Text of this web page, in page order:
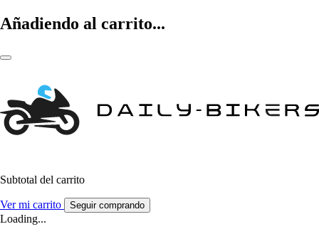
Añadiendo al carrito...
Subtotal del carrito
Ver mi carrito Seguir comprando
Loading...